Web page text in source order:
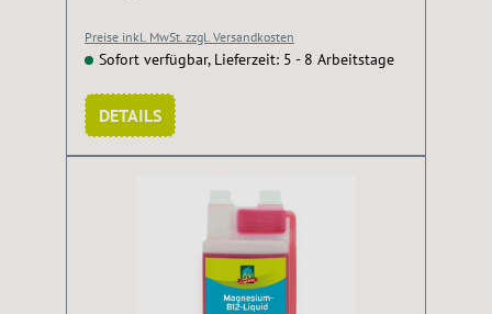
Preise inkl. MwSt. zzgl. Versandkosten
Sofort verfügbar, Lieferzeit: 5 - 8 Arbeitstage
DETAILS